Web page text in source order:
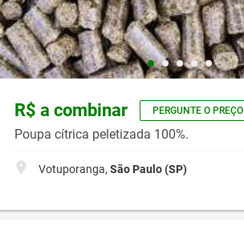
R$ a combinar PERGUNTE O PREÇO
Poupa cítrica peletizada 100%.
Votuporanga, São Paulo (SP)